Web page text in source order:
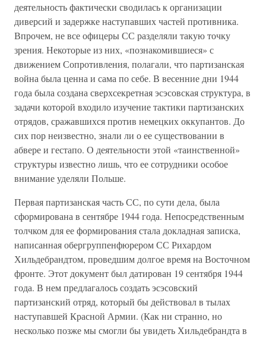
деятельность фактически сводилась к организации
диверсий и задержке наступавших частей противника.
Впрочем, не все офицеры СС разделяли такую точку
зрения. Некоторые из них, «познакомившиеся» с
движением Сопротивления, полагали, что партизанская
война была ценна и сама по себе. В весенние дни 1944
года была создана сверхсекретная эсэсовская структура, в
задачи которой входило изучение тактики партизанских
отрядов, сражавшихся против немецких оккупантов. До
сих пор неизвестно, знали ли о ее существовании в
абвере и гестапо. О деятельности этой «таинственной»
структуры известно лишь, что ее сотрудники особое
внимание уделяли Польше.
Первая партизанская часть СС, по сути дела, была
сформирована в сентябре 1944 года. Непосредственным
толчком для ее формирования стала докладная записка,
написанная обергруппенфюрером СС Рихардом
Хильдебрандтом, проведшим долгое время на Восточном
фронте. Этот документ был датирован 19 сентября 1944
года. В нем предлагалось создать эсэсовский
партизанский отряд, который бы действовал в тылах
наступавшей Красной Армии. (Как ни странно, но
несколько позже мы смогли бы увидеть Хильдебрандта в